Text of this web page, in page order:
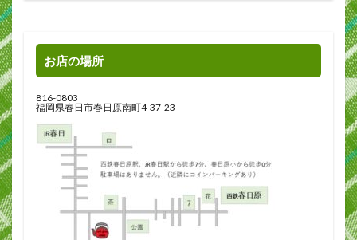
お店の場所
816-0803
福岡県春日市春日原南町4-37-23